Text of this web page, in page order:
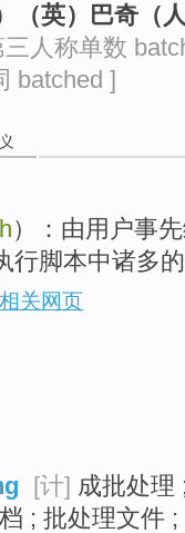
（英）巴奇（
人称单数
batched ]
）：由用户事
行脚本中诸多
相关网页
[计] 成批处
; 批处理文件